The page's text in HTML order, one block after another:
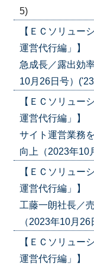
5)
【ＥＣソリュー
運営代行編」】
急成長／露出効
10月26日号）
【ＥＣソリュー
運営代行編」】
サイト運営業務
向上（2023年10
【ＥＣソリュー
運営代行編」
工藤一朗社長／
（2023年10月
【ＥＣソリュー
運営代行編」】